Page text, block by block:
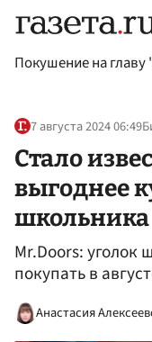
Покушение на
7 августа 2024 06:49
Стало
выгоднее
школьника
Mr.Doors: уголок
покупать в
Анастасия